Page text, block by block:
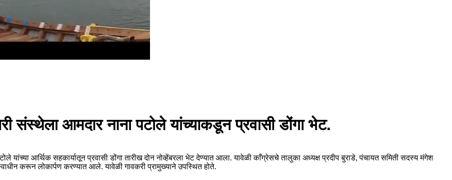
संस्थेला आमदार नाना पटोले यांच्याकडून प्रवासी डोंगा भेट.
यांच्या आर्थिक सहकार्यातून प्रवासी डोंगा तारीख दोन नोव्हेंबरला भेट देण्यात आला. यावेळी काँग्रेसचे तालुका अध्यक्ष प्रदीप बुराडे, पंचायत समिती सदस्य मंगेश
करून लोकार्पण करण्यात आले. यावेळी गावकरी प्रामुख्याने उपस्थित होते.